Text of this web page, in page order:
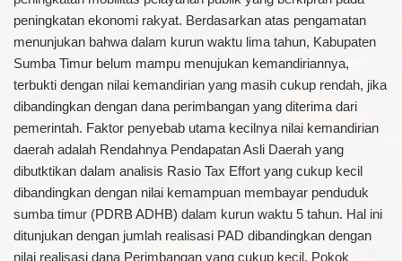
peningkatan ekonomi rakyat. Berdasarkan atas pengamatan
menunjukan bahwa dalam kurun waktu lima tahun, Kabupaten
Sumba Timur belum mampu menujukan kemandiriannya,
terbukti dengan nilai kemandirian yang masih cukup rendah, jika
dibandingkan dengan dana perimbangan yang diterima dari
pemerintah. Faktor penyebab utama kecilnya nilai kemandirian
daerah adalah Rendahnya Pendapatan Asli Daerah yang
dibutktikan dalam analisis Rasio Tax Effort yang cukup kecil
dibandingkan dengan nilai kemampuan membayar penduduk
sumba timur (PDRB ADHB) dalam kurun waktu 5 tahun. Hal ini
ditunjukan dengan jumlah realisasi PAD dibandingkan dengan
nilai realisasi dana Perimbangan yang cukup kecil. Pokok